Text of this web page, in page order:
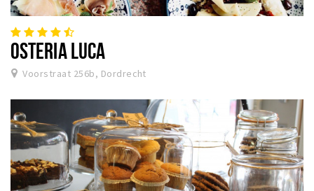
OSTERIA LUCA
Voorstraat 256b, Dordrecht